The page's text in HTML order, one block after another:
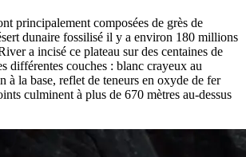
principalement composées de grès de
dunaire fossilisé il y a environ 180 millions
a incisé ce plateau sur des centaines de
différentes couches : blanc crayeux au
à la base, reflet de teneurs en oxyde de fer
culminent à plus de 670 mètres au-dessus